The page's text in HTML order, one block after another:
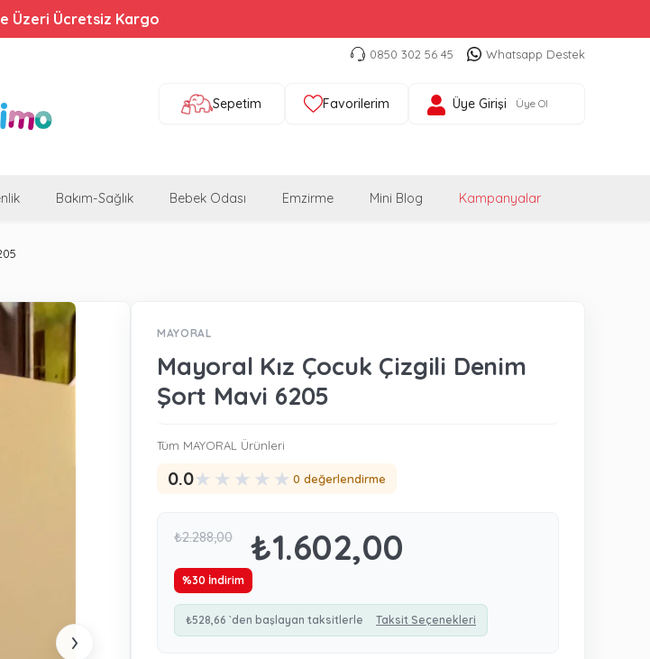
%44'e Varan İndirim!
0850 302 56 45 Whatsapp Destek
Sepetim Favorilerim Üye Girişi Üye Ol
Bakım-Sağlık Bebek Odası Emzirme Mini Blog Kampanyalar
›
MAYORAL
Mayoral Kız Çocuk Çizgili Denim
Şort Mavi 6205
Tüm MAYORAL Ürünleri
0.0★ ★ ★ ★ ★ 0 değerlendirme
₺2.288,00 ₺1.602,00
%30 İndirim
₺528,66 `den başlayan taksitlerle Taksit Seçenekleri